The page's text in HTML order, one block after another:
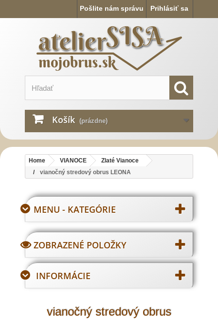
Prihlásiť sa
Pošlite nám správu
Košík (prázdne)
Home VIANOCE
Zlaté Vianoce
vianočný stredový obrus LEONA
MENU - KATEGÓRIE
ZOBRAZENÉ POLOŽKY
INFORMÁCIE
vianočný stredový obrus